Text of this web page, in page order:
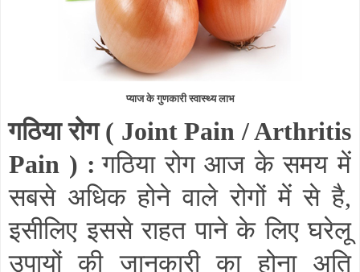
प्याज के गुणकारी स्वास्थ्य लाभ
गठिया रोग ( Joint Pain / Arthritis
Pain ) : गठिया रोग आज के समय में
सबसे अधिक होने वाले रोगों में से है,
इसीलिए इससे राहत पाने के लिए घरेलू
उपायों की जानकारी का होना अति